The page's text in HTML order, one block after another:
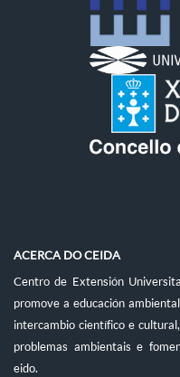
ACERCA DO CEIDA
Centro de Extensión
promove a educación
intercambio científico e
problemas ambientais e
eido.